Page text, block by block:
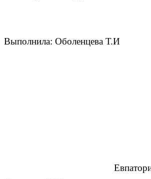
Выполнила: Оболенцева Т.И
Евпатория,